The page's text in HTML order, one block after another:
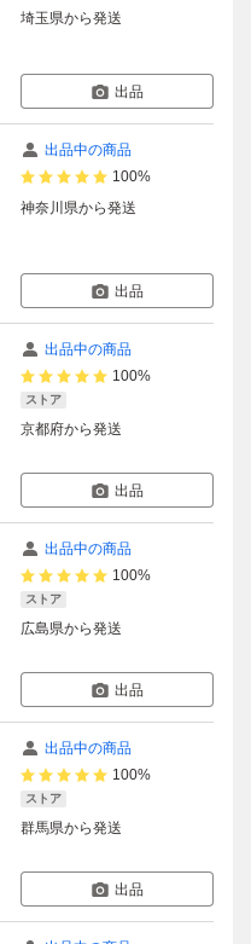
埼玉県から発送
出品
出品中の商品
100%
神奈川県から発送
出品
出品中の商品
100%
ストア
京都府から発送
出品
出品中の商品
100%
ストア
広島県から発送
出品
出品中の商品
100%
ストア
群馬県から発送
出品